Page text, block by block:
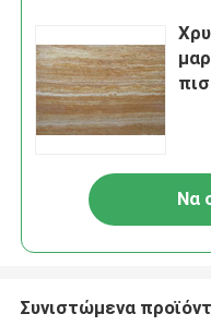
Να
Συνιστώμενα